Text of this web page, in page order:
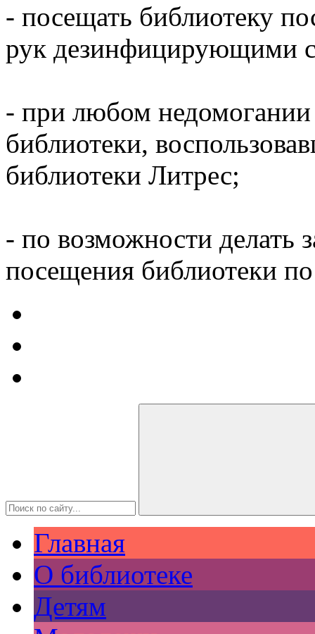
- посещать библиотеку
рук дезинфицирующими
- при любом недомогании
библиотеки,
библиотеки Литрес;
- по возможности делать
посещения библиотеки
Главная
О библиотеке
Детям